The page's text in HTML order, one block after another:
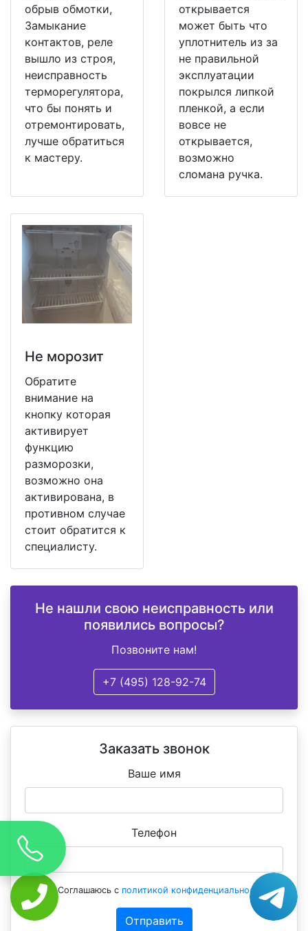
обрыв обмотки,
Замыкание
контактов, реле
вышло из строя,
неисправность
терморегулятора,
что бы понять и
отремонтировать,
лучше обратиться
к мастеру.
открывается
может быть что
уплотнитель из за
не правильной
эксплуатации
покрылся липкой
пленкой, а если
вовсе не
открывается,
возможно
сломана ручка.
Не морозит
Обратите
внимание на
кнопку которая
активирует
функцию
разморозки,
возможно она
активирована, в
противном случае
стоит обратится к
специалисту.
Не нашли свою неисправность или
появились вопросы?
Позвоните нам!
+7 (495) 128-92-74
Заказать звонок
Ваше имя
Телефон
Соглашаюсь с политикой конфиденциальности
Отправить